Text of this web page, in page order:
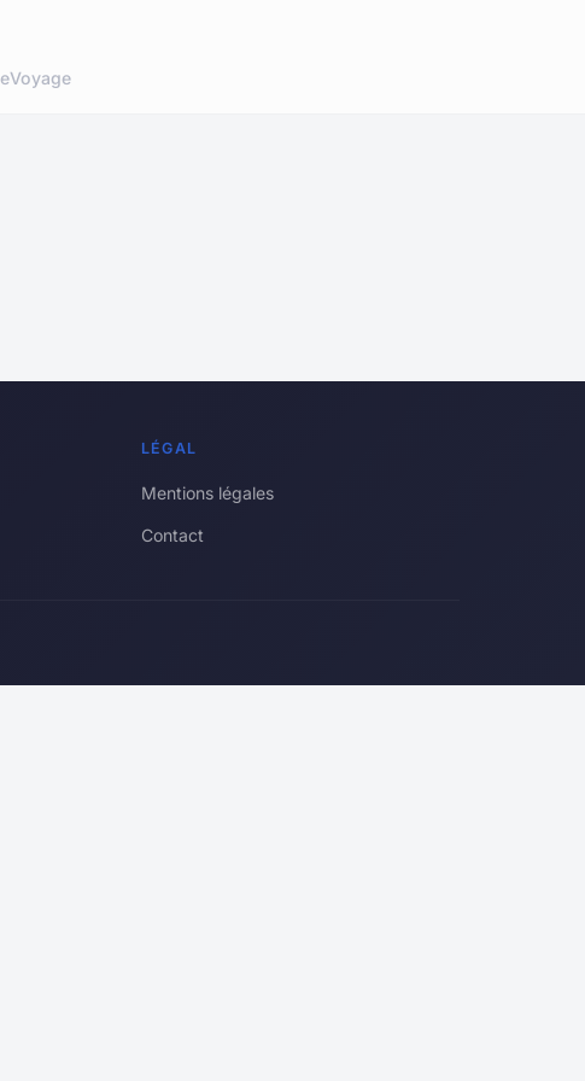
Voyage
LÉGAL
Mentions légales
Contact